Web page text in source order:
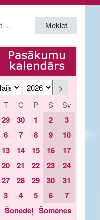
Meklēt
>
T C P S Sv
29 30 1 2
3
6 7 8 9
10
13 14 15 16
17
20 21 22 23
24
27 28 29 30
31
3 4 5 6
7
Šonedēļ Šomēnes